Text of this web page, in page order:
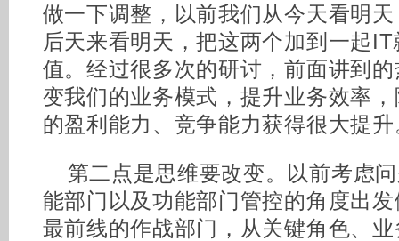
做一下调整，以前我们从今天看明
后天来看明天，把这两个加到一起
值。经过很多次的研讨，前面讲到
变我们的业务模式，提升业务效率
的盈利能力、竞争能力获得很大提升
第二点是思维要改变。以前考虑
能部门以及功能部门管控的角度出
最前线的作战部门，从关键角色、